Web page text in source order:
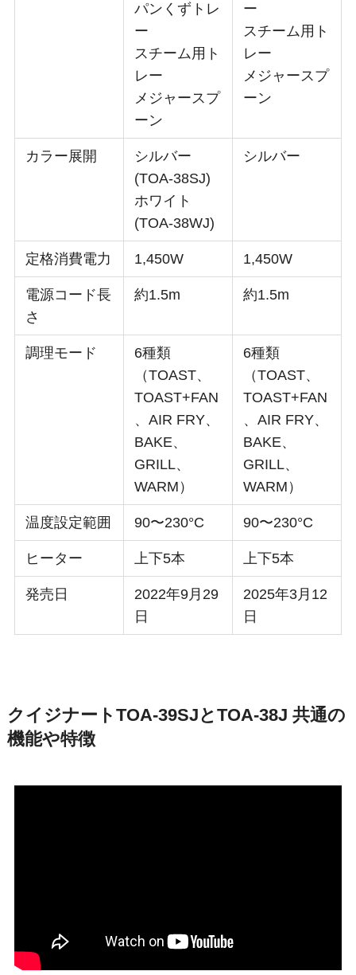
パンくずトレ
ー
スチーム用ト
レー
メジャースプ
ーン
ー
スチーム用ト
レー
メジャースプ
ーン
カラー展開
シルバー
(TOA-38SJ)
ホワイト
(TOA-38WJ)
シルバー
定格消費電力 1,450W 1,450W
電源コード長
さ
約1.5m 約1.5m
調理モード
6種類
（TOAST、
TOAST+FAN
、AIR FRY、
BAKE、
GRILL、
WARM）
6種類
（TOAST、
TOAST+FAN
、AIR FRY、
BAKE、
GRILL、
WARM）
温度設定範囲 90〜230°C 90〜230°C
ヒーター 上下5本 上下5本
発売日
2022年9月29
日
2025年3月12
日
クイジナートTOA-39SJとTOA-38J 共通の
機能や特徴